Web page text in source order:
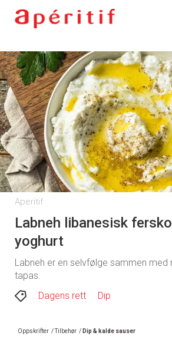
Aperitif
Labneh libanesisk
yoghurt
Labneh er en selvfølge sammen med
tapas.
Dagens rett
Dip
Oppskrifter /Tilbehør / Dip & kalde sauser